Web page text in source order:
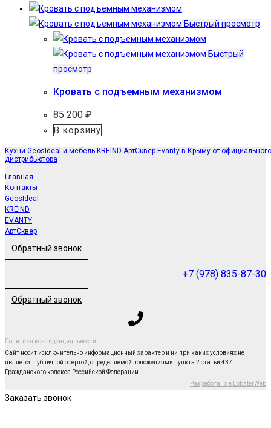
Быстрый просмотр
Быстрый
просмотр
Кровать с подъемным механизмом
85 200 ₽
В корзину
Кухни GeosIdeal и мебель KREIND АртСквер Evanty в Крыму от официального
дистрибьютора
Главная
Контакты
GeosIdeal
KREIND
EVANTY
АртСквер
Обратный звонок
+7 (978) 835-87-30
Обратный звонок
Политика конфиденциальности
Сайт носит исключительно информационный характер и ни при каких условиях не
является публичной офертой, определяемой положениями пункта 2 статьи 437
Гражданского кодекса Российской Федерации
Разработано в LobsterWeb
Заказать звонок